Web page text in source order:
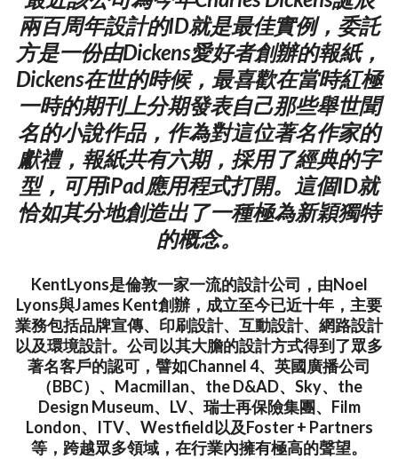
兩百周年設計的ID就是最佳實例，委託
方是一份由Dickens愛好者創辦的報紙，
Dickens在世的時候，最喜歡在當時紅極
一時的期刊上分期發表自己那些舉世聞
名的小說作品，作為對這位著名作家的
獻禮，報紙共有六期，採用了經典的字
型，可用iPad應用程式打開。這個ID就
恰如其分地創造出了一種極為新穎獨特
的概念。
KentLyons是倫敦一家一流的設計公司，由Noel
Lyons與James Kent創辦，成立至今已近十年，主要
業務包括品牌宣傳、印刷設計、互動設計、網路設計
以及環境設計。公司以其大膽的設計方式得到了眾多
著名客戶的認可，譬如Channel 4、英國廣播公司
（BBC）、Macmillan、the D&AD、Sky、the
Design Museum、LV、瑞士再保險集團、Film
London、ITV、Westfield以及Foster + Partners
等，跨越眾多領域，在行業內擁有極高的聲望。